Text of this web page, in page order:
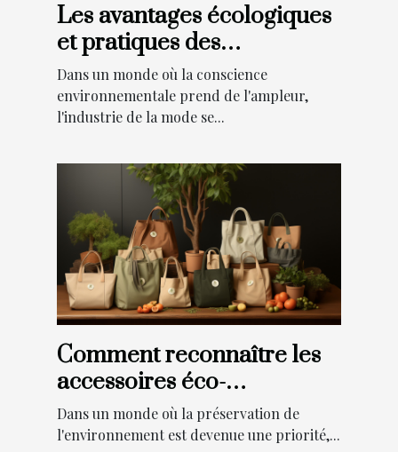
Les avantages écologiques
et pratiques des
accessoires de mode éco-
responsables
Dans un monde où la conscience
environnementale prend de l'ampleur,
l'industrie de la mode se...
Comment reconnaître les
accessoires éco-
responsables lors de vos
achats
Dans un monde où la préservation de
l'environnement est devenue une priorité,...